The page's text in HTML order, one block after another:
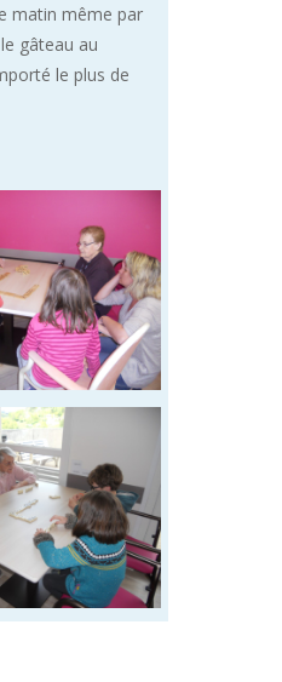
matin même par
gâteau au
le plus de